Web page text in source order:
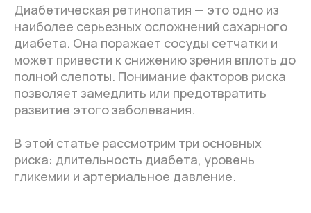
Диабетическая ретинопатия — это одно из
наиболее серьезных осложнений сахарного
диабета. Она поражает сосуды сетчатки и
может привести к снижению зрения вплоть до
полной слепоты. Понимание факторов риска
позволяет замедлить или предотвратить
развитие этого заболевания.
В этой статье рассмотрим три основных
риска: длительность диабета, уровень
гликемии и артериальное давление.